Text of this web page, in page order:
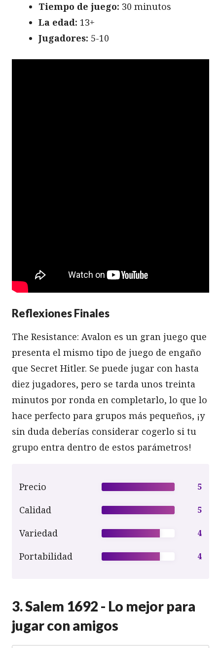
Tiempo de juego: 30 minutos
La edad: 13+
Jugadores: 5-10
Reflexiones Finales
The Resistance: Avalon es un gran juego que
presenta el mismo tipo de juego de engaño
que Secret Hitler. Se puede jugar con hasta
diez jugadores, pero se tarda unos treinta
minutos por ronda en completarlo, lo que lo
hace perfecto para grupos más pequeños, ¡y
sin duda deberías considerar cogerlo si tu
grupo entra dentro de estos parámetros!
Precio 5
Calidad 5
Variedad 4
Portabilidad 4
3. Salem 1692 - Lo mejor para
jugar con amigos